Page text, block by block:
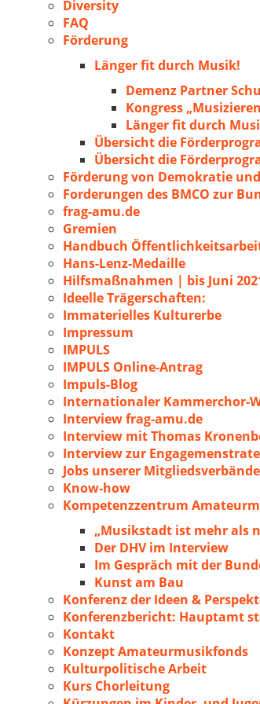
Diversity
FAQ
Förderung
Länger fit durch Musik!
Demenz Partner
Kongress
Länger fit durch
Übersicht die
Übersicht die
Förderung von Demokratie
Forderungen des BMCO zur
frag-amu.de
Gremien
Handbuch
Hans-Lenz-Medaille
Hilfsmaßnahmen | bis Juni
Ideelle Trägerschaften:
Immaterielles Kulturerbe
Impressum
IMPULS
IMPULS Online-Antrag
Impuls-Blog
Internationaler Kammerchor-
Interview frag-amu.de
Interview mit Thomas
Interview zur
Jobs unserer Mitgliedsverbände
Know-how
Kompetenzzentrum
„Musikstadt ist mehr als
Der DHV im Interview
Im Gespräch mit der
Kunst am Bau
Konferenz der Ideen &
Konferenzbericht: Hauptamt
Kontakt
Konzept Amateurmusikfonds
Kulturpolitische Arbeit
Kurs Chorleitung